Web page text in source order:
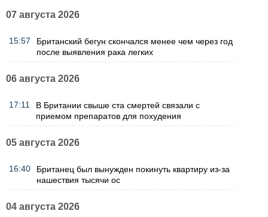
07 августа 2026
15:57
Британский бегун скончался менее чем через год
после выявления рака легких
06 августа 2026
17:11
В Британии свыше ста смертей связали с
приемом препаратов для похудения
05 августа 2026
16:40
Британец был вынужден покинуть квартиру из-за
нашествия тысячи ос
04 августа 2026